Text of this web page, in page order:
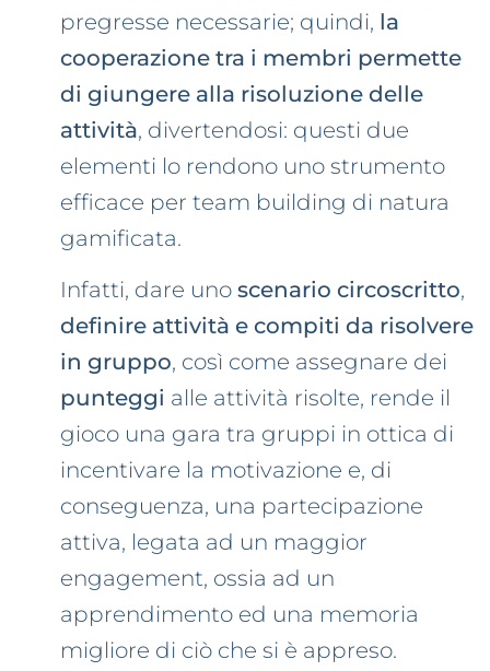
pregresse necessarie; quindi, la
cooperazione tra i membri permette
di giungere alla risoluzione delle
attività, divertendosi: questi due
elementi lo rendono uno strumento
efficace per team building di natura
gamificata.
Infatti, dare uno scenario circoscritto,
definire attività e compiti da risolvere
in gruppo, così come assegnare dei
punteggi alle attività risolte, rende il
gioco una gara tra gruppi in ottica di
incentivare la motivazione e, di
conseguenza, una partecipazione
attiva, legata ad un maggior
engagement, ossia ad un
apprendimento ed una memoria
migliore di ciò che si è appreso.